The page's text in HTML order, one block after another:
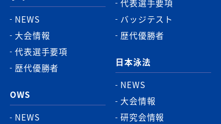
NEWS
大会情報
代表選手要項
歴代優勝者
OWS
NEWS
代表選手要項
バッジテスト
歴代優勝者
日本泳法
NEWS
大会情報
研究会情報